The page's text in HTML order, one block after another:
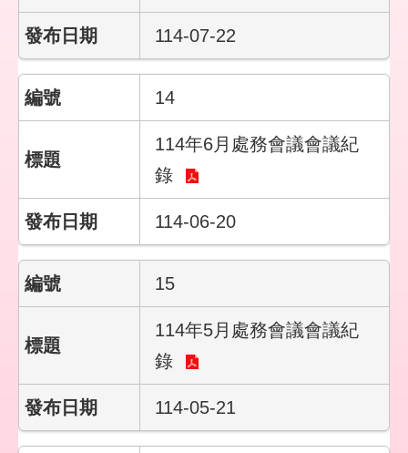
114-07-22
14
114年6月處務會議會議紀
錄
114-06-20
15
114年5月處務會議會議紀
錄
114-05-21